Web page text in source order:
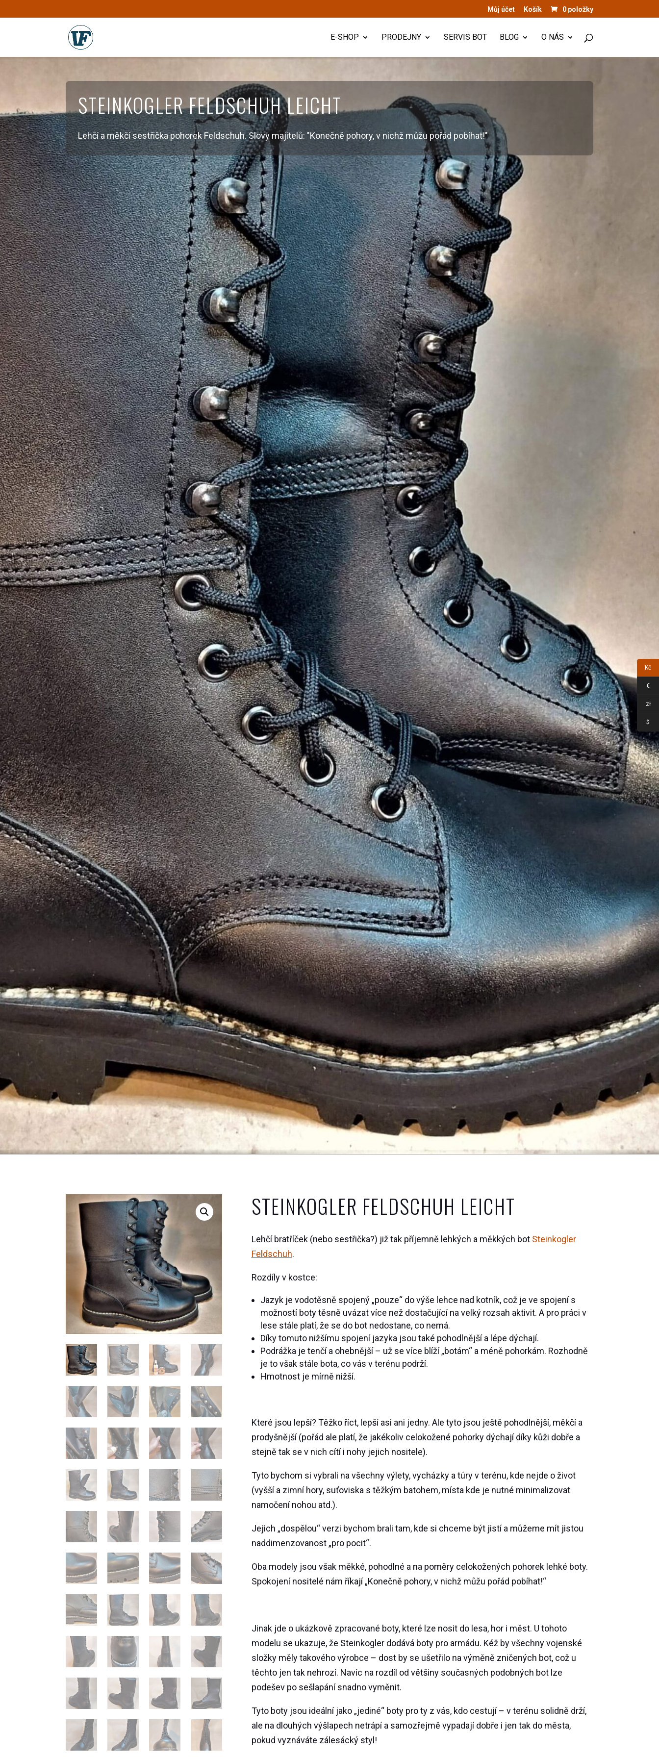
Můj účet Košík 0 položky
E-SHOP PRODEJNY SERVIS BOT BLOG O NÁS
STEINKOGLER FELDSCHUH LEICHT
Lehčí a měkčí sestřička pohorek Feldschuh. Slovy majitelů: "Konečně pohory, v nichž můžu pořád pobíhat!"
STEINKOGLER FELDSCHUH LEICHT
Lehčí bratříček (nebo sestřička?) již tak příjemně lehkých a měkkých bot Steinkogler
Feldschuh.
Rozdíly v kostce:
Jazyk je vodotěsně spojený „pouze“ do výše lehce nad kotník, což je ve spojení s
možností boty těsně uvázat více než dostačující na velký rozsah aktivit. A pro práci v
lese stále platí, že se do bot nedostane, co nemá.
Díky tomuto nižšímu spojení jazyka jsou také pohodlnější a lépe dýchají.
Podrážka je tenčí a ohebnější – už se více blíží „botám“ a méně pohorkám. Rozhodně
je to však stále bota, co vás v terénu podrží.
Hmotnost je mírně nižší.
Které jsou lepší? Těžko říct, lepší asi ani jedny. Ale tyto jsou ještě pohodlnější, měkčí a
prodyšnější (pořád ale platí, že jakékoliv celokožené pohorky dýchají díky kůži dobře a
stejně tak se v nich cítí i nohy jejich nositele).
Tyto bychom si vybrali na všechny výlety, vycházky a túry v terénu, kde nejde o život
(vyšší a zimní hory, suťoviska s těžkým batohem, místa kde je nutné minimalizovat
namočení nohou atd.).
Jejich „dospělou“ verzi bychom brali tam, kde si chceme být jistí a můžeme mít jistou
naddimenzovanost „pro pocit“.
Oba modely jsou však měkké, pohodlné a na poměry celokožených pohorek lehké boty.
Spokojení nositelé nám říkají „Konečně pohory, v nichž můžu pořád pobíhat!“
Jinak jde o ukázkově zpracované boty, které lze nosit do lesa, hor i měst. U tohoto
modelu se ukazuje, že Steinkogler dodává boty pro armádu. Kéž by všechny vojenské
složky měly takového výrobce – dost by se ušetřilo na výměně zničených bot, což u
těchto jen tak nehrozí. Navíc na rozdíl od většiny současných podobných bot lze
podešev po sešlapání snadno vyměnit.
Tyto boty jsou ideální jako „jediné“ boty pro ty z vás, kdo cestují – v terénu solidně drží,
ale na dlouhých výšlapech netrápí a samozřejmě vypadají dobře i jen tak do města,
pokud vyznáváte zálesácký styl!
Kč
€
zł
$